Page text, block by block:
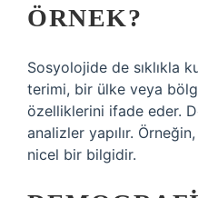
ÖRNEK?
Sosyolojide de sıklıkla
terimi, bir ülke veya
özelliklerini ifade eder.
analizler yapılır.
nicel bir bilgidir.